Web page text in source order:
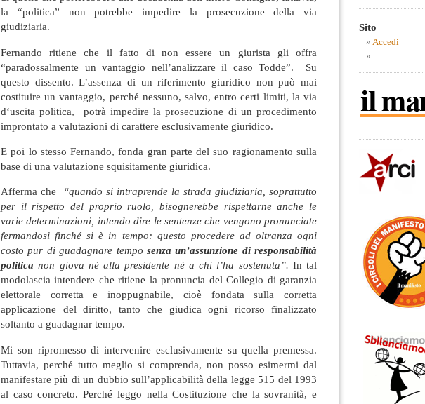
la “politica” non potrebbe impedire la prosecuzione della via
giudiziaria.
Fernando ritiene che il fatto di non essere un giurista gli offra
“paradossalmente un vantaggio nell’analizzare il caso Todde”. Su
questo dissento. L’assenza di un riferimento giuridico non può mai
costituire un vantaggio, perché nessuno, salvo, entro certi limiti, la via
d‘uscita politica, potrà impedire la prosecuzione di un procedimento
improntato a valutazioni di carattere esclusivamente giuridico.
E poi lo stesso Fernando, fonda gran parte del suo ragionamento sulla
base di una valutazione squisitamente giuridica.
Afferma che
“quando si intraprende la strada giudiziaria, soprattutto
per il rispetto del proprio ruolo, bisognerebbe rispettarne anche le
varie determinazioni, intendo dire le sentenze che vengono pronunciate
fermandosi finché si è in tempo: questo procedere ad oltranza ogni
costo pur di guadagnare tempo senza un’assunzione di responsabilità
politicanon giova né alla presidente né a chi l’ha sostenuta”. In tal
modolascia intendere che ritiene la pronuncia del Collegio di garanzia
elettorale corretta e inoppugnabile, cioè fondata sulla corretta
applicazione del diritto, tanto che giudica ogni ricorso finalizzato
soltanto a guadagnar tempo.
Mi son ripromesso di intervenire esclusivamente su quella premessa.
Tuttavia, perché tutto meglio si comprenda, non posso esimermi dal
manifestare più di un dubbio sull’applicabilità della legge 515 del 1993
al caso concreto. Perché leggo nella Costituzione che la sovranità, e
Sito
Accedi